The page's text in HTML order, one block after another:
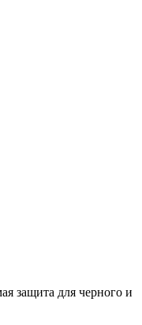
защита для черного и